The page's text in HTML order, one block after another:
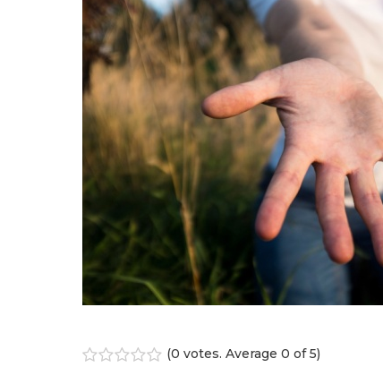
(0 votes. Average 0 of 5)